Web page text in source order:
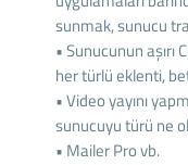
sunmak, sunucu
• Sunucunun
her türlü eklenti,
• Video yayını
sunucuyu türü ne
• Mailer Pro vb.